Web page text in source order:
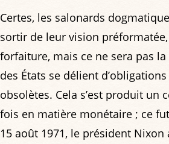
Certes, les salonards
sortir de leur vision
forfaiture, mais ce ne sera pas
des États se délient
obsolètes. Cela s’est produit un
fois en matière monétaire ; ce
15 août 1971, le président